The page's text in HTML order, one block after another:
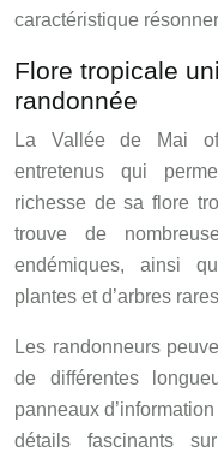
caractéristique
Flore tropicale
randonnée
La Vallée de Mai
entretenus qui
richesse de sa flore
trouve de
endémiques, ainsi
plantes et d’arbres
Les randonneurs
de différentes
panneaux
détails fascinants